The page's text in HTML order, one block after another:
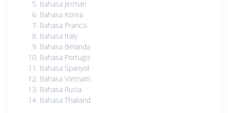
Bahasa Jerman
Bahasa Korea
Bahasa Prancis
Bahasa Italy
Bahasa Belanda
Bahasa Portugis
Bahasa Spanyol
Bahasa Vietnam
Bahasa Rusia
Bahasa Thailand